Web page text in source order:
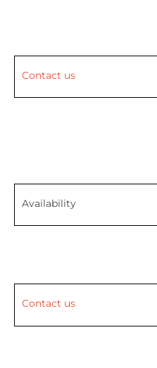
Contact us
Availability
Contact us